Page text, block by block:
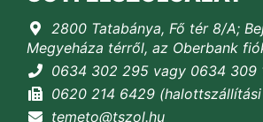
2800 Tatabánya, Fő tér 8/A;
Megyeháza térről, az Oberbank
0634 302 295 vagy 0634 309
0620 214 6429
temeto@tszol.hu